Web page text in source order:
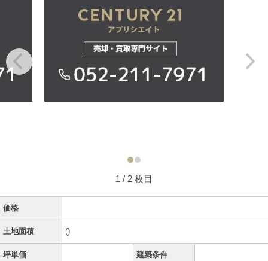
1 / 2 枚目
価格
土地面積 ()
坪単価 建築条件